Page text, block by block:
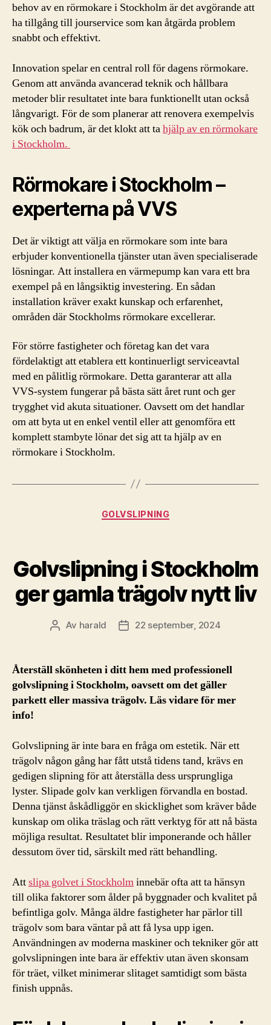
behov av en rörmokare i Stockholm är det avgörande att
ha tillgång till jourservice som kan åtgärda problem
snabbt och effektivt.
Innovation spelar en central roll för dagens rörmokare.
Genom att använda avancerad teknik och hållbara
metoder blir resultatet inte bara funktionellt utan också
långvarigt. För de som planerar att renovera exempelvis
kök och badrum, är det klokt att tahjälp av en rörmokare
i Stockholm.
Rörmokare i Stockholm –
experterna på VVS
Det är viktigt att välja en rörmokare som inte bara
erbjuder konventionella tjänster utan även specialiserade
lösningar. Att installera en värmepump kan vara ett bra
exempel på en långsiktig investering. En sådan
installation kräver exakt kunskap och erfarenhet,
områden där Stockholms rörmokare excellerar.
För större fastigheter och företag kan det vara
fördelaktigt att etablera ett kontinuerligt serviceavtal
med en pålitlig rörmokare. Detta garanterar att alla
VVS-system fungerar på bästa sätt året runt och ger
trygghet vid akuta situationer. Oavsett om det handlar
om att byta ut en enkel ventil eller att genomföra ett
komplett stambyte lönar det sig att ta hjälp av en
rörmokare i Stockholm.
Kategorier
GOLVSLIPNING
Golvslipning i Stockholm
ger gamla trägolv nytt liv
Inläggsförfattare
Av harald Inläggsdatum
22 september, 2024
Återställ skönheten i ditt hem med professionell
golvslipning i Stockholm, oavsett om det gäller
parkett eller massiva trägolv. Läs vidare för mer
info!
Golvslipning är inte bara en fråga om estetik. När ett
trägolv någon gång har fått utstå tidens tand, krävs en
gedigen slipning för att återställa dess ursprungliga
lyster. Slipade golv kan verkligen förvandla en bostad.
Denna tjänst åskådliggör en skicklighet som kräver både
kunskap om olika träslag och rätt verktyg för att nå bästa
möjliga resultat. Resultatet blir imponerande och håller
dessutom över tid, särskilt med rätt behandling.
Attslipa golvet i Stockholminnebär ofta att ta hänsyn
till olika faktorer som ålder på byggnader och kvalitet på
befintliga golv. Många äldre fastigheter har pärlor till
trägolv som bara väntar på att få lysa upp igen.
Användningen av moderna maskiner och tekniker gör att
golvslipningen inte bara är effektiv utan även skonsam
för träet, vilket minimerar slitaget samtidigt som bästa
finish uppnås.